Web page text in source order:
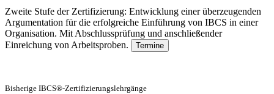
Zweite Stufe der Zertifizierung: Entwicklung einer überzeugenden
Argumentation für die erfolgreiche Einführung von IBCS in einer
Organisation. Mit Abschlussprüfung und anschließender
Einreichung von Arbeitsproben.
Termine
Bisherige IBCS®-Zertifizierungslehrgänge